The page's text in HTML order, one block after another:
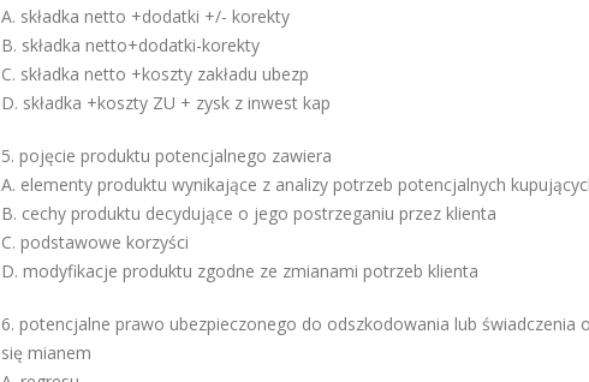
A. składka netto +dodatki +/- korekty
B. składka netto+dodatki-korekty
C. składka netto +koszty zakładu ubezp
D. składka +koszty ZU + zysk z inwest kap
5. pojęcie produktu potencjalnego zawiera
A. elementy produktu wynikające z analizy potrzeb potencjalnych
B. cechy produktu decydujące o jego postrzeganiu przez klienta
C. podstawowe korzyści
D. modyfikacje produktu zgodne ze zmianami potrzeb klienta
6. potencjalne prawo ubezpieczonego do odszkodowania lub
się mianem